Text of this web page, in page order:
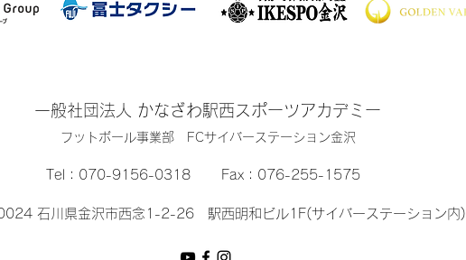
一般社団法人 かなざわ駅西スポーツアカデミー
​フットボール事業部 FCサイバーステーション金沢
Tel： 070-9156-0318 Fax：076-255-1575
石川県金沢市西念1-2-26 駅西明和ビル1F(サイバーステーション内)